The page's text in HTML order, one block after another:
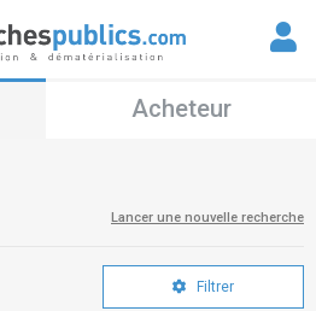
Acheteur
Lancer une nouvelle recherche
Filtrer